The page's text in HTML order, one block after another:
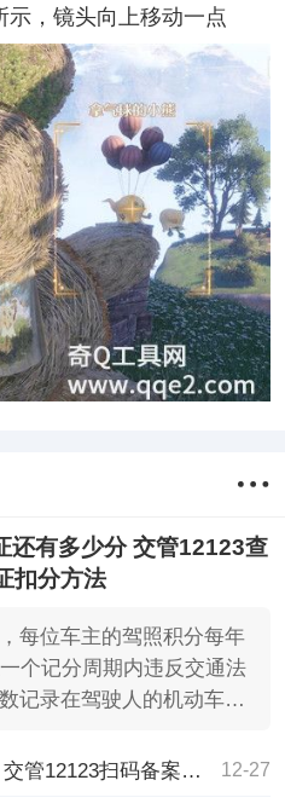
，镜头向上移动一点
还有多少分 交管12123查
扣分方法
每位车主的驾照积分每年
个记分周期内违反交通法
记录在驾驶人的机动车驾
交管12123备案扫码扫哪里 交管12123扫码备案方法 12-27